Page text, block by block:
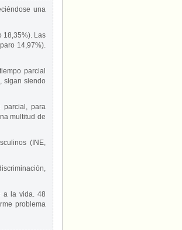
una
18,35%). Las
14,97%).
parcial
sigan siendo
parcial, para
multitud de
(INE,
a la vida. 48
problema